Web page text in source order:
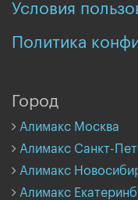
Условия
Политика
Город
Алимакс Москва
Алимакс Санкт-
Алимакс
Алимакс